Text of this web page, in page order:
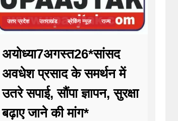
उत्तर प्रदेश उत्तराखंड ब्रेकिंग न्यूज़ राज्य
अयोध्या7अगस्त26*सांसद
अवधेश प्रसाद के समर्थन में
उतरे सपाई, सौंपा ज्ञापन, सुरक्षा
बढ़ाए जाने की मांग*